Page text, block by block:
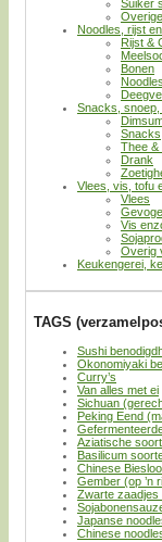
Suiker
Noodles, rijst
Rijst &
Bonen
Noodles
Snacks,
Snacks
Thee &
Drank
Vlees, vis, tofu
Vlees
Vis
Overig
Keukengerei,
TAGS
Sushi
Okonomiyaki
Curry’s
Van alles met ei
Sichuan
Peking Eend
Aziatische
Basilicum
Chinese
Gember (op ’n
Zwarte zaadjes
Japanse
Chinese